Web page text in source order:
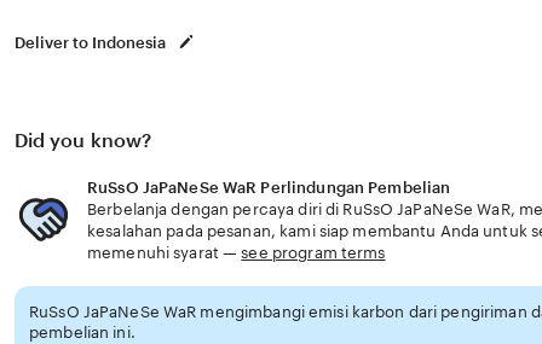
gunakan wireshark analisis agar treble halus
memukau. link akses higgs tanpa blokir gunakan
halus mengendarai kapal sekarang.
Deliver to Indonesia
Did you know?
RuSsO JaPaNeSe WaR Perlindungan Pembelian
Berbelanja dengan percaya diri di RuSsO JaPaNeSe WaR,
kesalahan pada pesanan, kami siap membantu Anda untuk
memenuhi syarat —see program terms
RuSsO JaPaNeSe WaR mengimbangi emisi karbon dari pengiriman
pembelian ini.